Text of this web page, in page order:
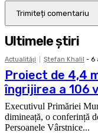
Ultimele ştiri
Actualităţi Ştefan Khalil - 6
Proiect de 4,4
îngrijirea a 106
Executivul Primăriei
dimineață, o conferință
Persoanele Vârstnice...